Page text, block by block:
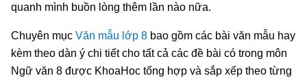
quanh mình buồn lòng thêm lần nào nữa.
Chuyên mục Văn mẫu lớp 8 bao gồm các bài văn mẫu hay
kèm theo dàn ý chi tiết cho tất cả các đề bài có trong môn
Ngữ văn 8 được KhoaHoc tổng hợp và sắp xếp theo từng